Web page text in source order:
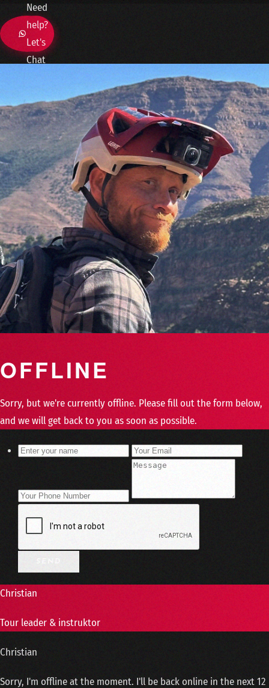
Need
help?
Let's
Chat
OFFLINE
Sorry, but we're currently offline. Please fill out the form below,
and we will get back to you as soon as possible.
Christian
Tour leader & instruktor
Christian
Sorry, I'm offline at the moment. I'll be back online in the next 12